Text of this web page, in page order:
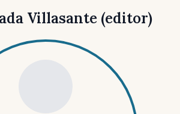
Villasante (editor)